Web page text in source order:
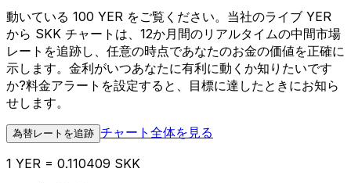
動いている 100 YER をご覧ください。当社のライブ YER
から SKK チャートは、12か月間のリアルタイムの中間市場
レートを追跡し、任意の時点であなたのお金の価値を正確に
示します。金利がいつあなたに有利に動くか知りたいです
か?料金アラートを設定すると、目標に達したときにお知ら
せします。
為替レートを追跡 チャート全体を見る
1 YER = 0.110409 SKK